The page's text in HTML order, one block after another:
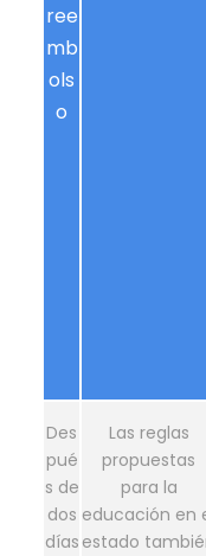
ree
mb
ols
o
Des
pué
s de
dos
días
Las reglas
propuestas
para la
educación en
estado